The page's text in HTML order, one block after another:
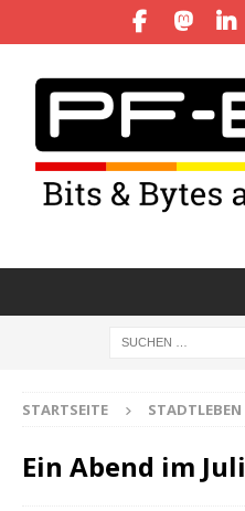
STARTSEITE STADTLEBEN
Ein Abend im Juli